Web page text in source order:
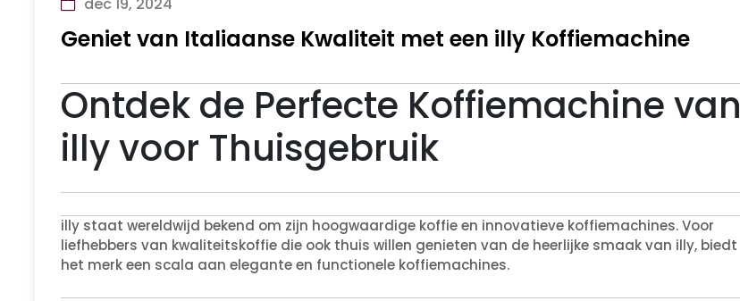
Geniet van Italiaanse Kwaliteit met een illy Koffiemachine
Ontdek de Perfecte Koffiemachine van
illy voor Thuisgebruik
illy staat wereldwijd bekend om zijn hoogwaardige koffie en innovatieve koffiemachines. Voor
liefhebbers van kwaliteitskoffie die ook thuis willen genieten van de heerlijke smaak van illy, biedt
het merk een scala aan elegante en functionele koffiemachines.